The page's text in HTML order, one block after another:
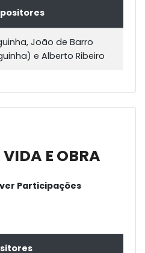
João de Barro
e Alberto Ribeiro
E OBRA
Participações